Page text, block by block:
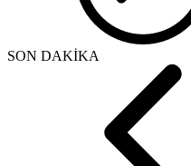
SON DAKİKA